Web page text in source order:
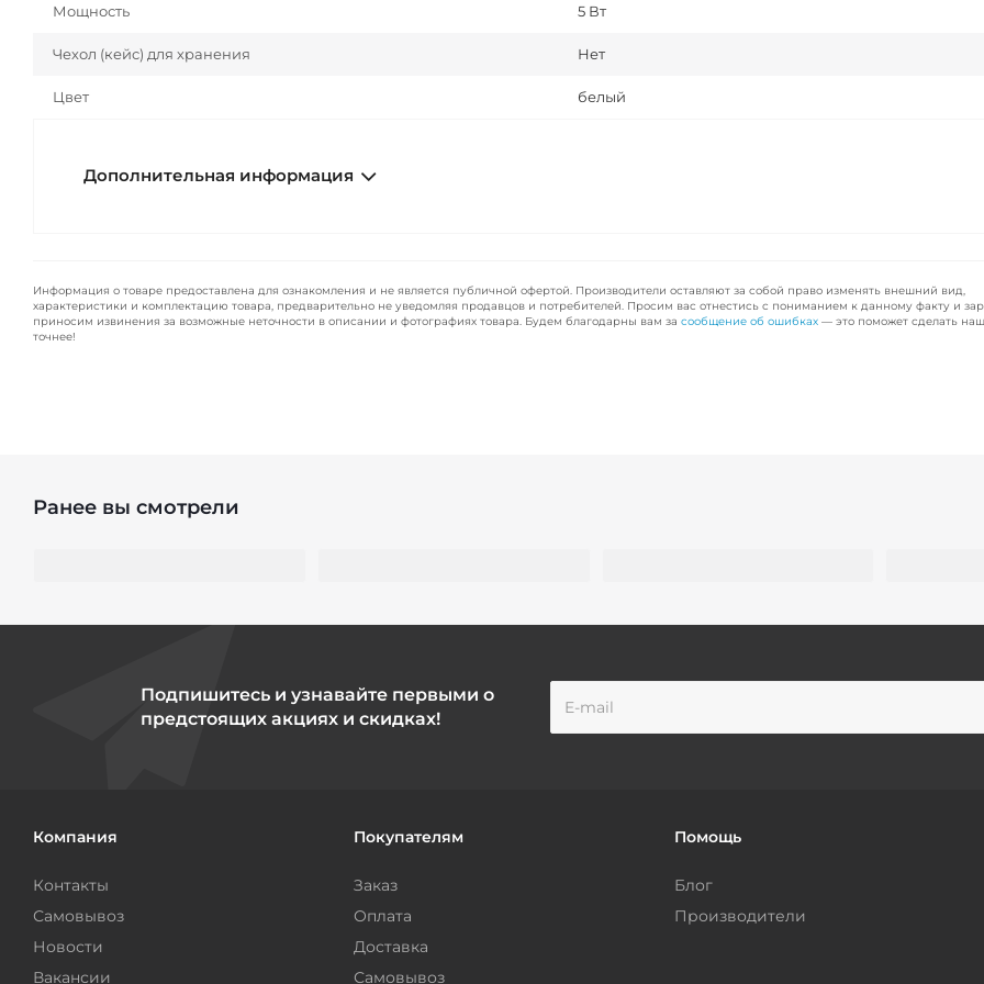
Мощность 5 Вт
Чехол (кейс) для хранения Нет
Цвет белый
Дополнительная информация
Информация о товаре предоставлена для ознакомления и не является публичной офертой. Производители оставляют за собой право изменять внешний вид,
характеристики и комплектацию товара, предварительно не уведомляя продавцов и потребителей. Просим вас отнестись с пониманием к данному факту и
приносим извинения за возможные неточности в описании и фотографиях товара. Будем благодарны вам за сообщение об ошибках — это поможет сделать
точнее!
Ранее вы смотрели
Подпишитесь и узнавайте первыми о
предстоящих акциях и скидках!
Компания
Контакты
Самовывоз
Новости
Вакансии
Покупателям
Заказ
Оплата
Доставка
Самовывоз
Помощь
Блог
Производители